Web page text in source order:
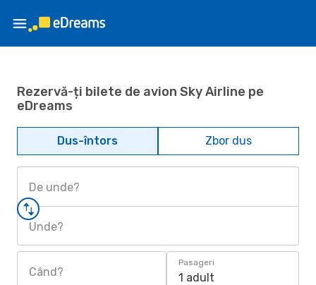
Rezervă-ți bilete de avion Sky Airline pe
eDreams
Dus-întors Zbor dus
De unde?
Unde?
Când?
Pasageri
1 adult